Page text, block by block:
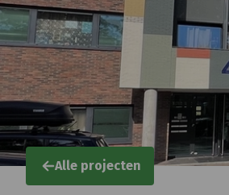
Alle projecten